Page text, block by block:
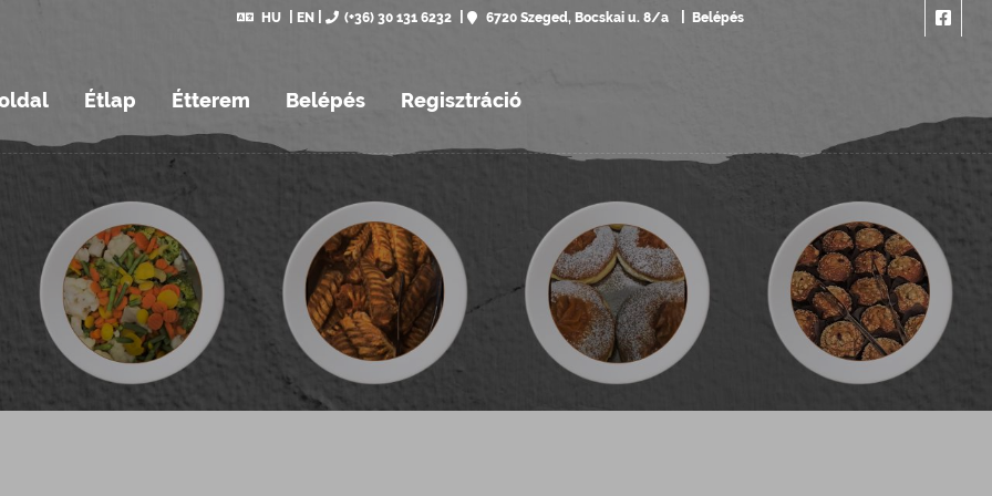
HU EN (+36) 30 131 6232 6720 Szeged, Bocskai u. 8/a Belépés
Étlap Étterem Belépés Regisztráció